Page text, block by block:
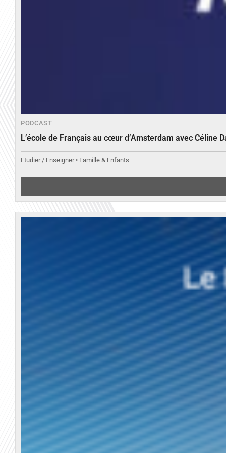
PODCAST
L’école de Français au cœur d’Amsterdam avec Céline
Etudier / Enseigner • Famille & Enfants